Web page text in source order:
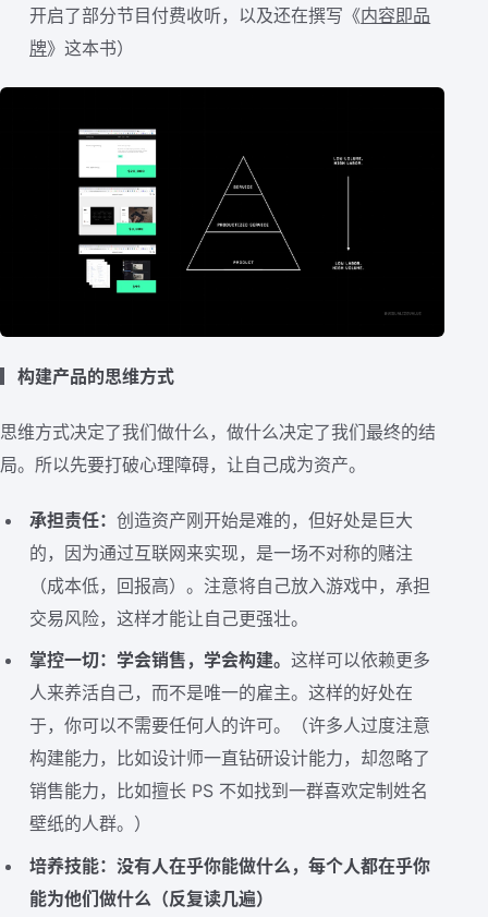
开启了部分节目付费收听，以及还在撰写《内容即品
牌》这本书）
构建产品的思维方式
思维方式决定了我们做什么，做什么决定了我们最终的结
局。所以先要打破心理障碍，让自己成为资产。
承担责任：创造资产刚开始是难的，但好处是巨大
的，因为通过互联网来实现，是一场不对称的赌注
（成本低，回报高）。注意将自己放入游戏中，承担
交易风险，这样才能让自己更强壮。
掌控一切：学会销售，学会构建。这样可以依赖更多
人来养活自己，而不是唯一的雇主。这样的好处在
于，你可以不需要任何人的许可。（许多人过度注意
构建能力，比如设计师一直钻研设计能力，却忽略了
销售能力，比如擅长 PS 不如找到一群喜欢定制姓名
壁纸的人群。）
培养技能：没有人在乎你能做什么，每个人都在乎你
能为他们做什么（反复读几遍）